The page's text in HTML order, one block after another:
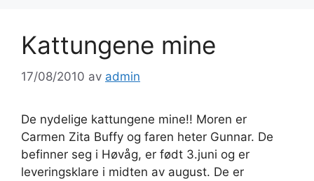
Kattungene mine
17/08/2010 av admin
De nydelige kattungene mine!! Moren er
Carmen Zita Buffy og faren heter Gunnar. De
befinner seg i Høvåg, er født 3.juni og er
leveringsklare i midten av august. De er